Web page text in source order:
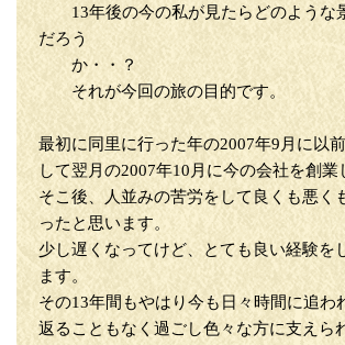
13年後の今の私が見たらどのような
だろう
か・・？
それが今回の旅の目的です。
最初に同里に行った年の2007年9月に以
して翌月の2007年10月に今の会社を創
そこ後、人並みの苦労をして良くも悪く
ったと思います。
少し遅くなってけど、とても良い経験を
ます。
その13年間もやはり今も日々時間に追わ
返ることもなく過ごし色々な方に支えら